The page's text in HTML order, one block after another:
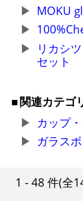
MOKU
リカシ
セット
関連カテゴ
カップ
ガラス
1 - 48 件(全